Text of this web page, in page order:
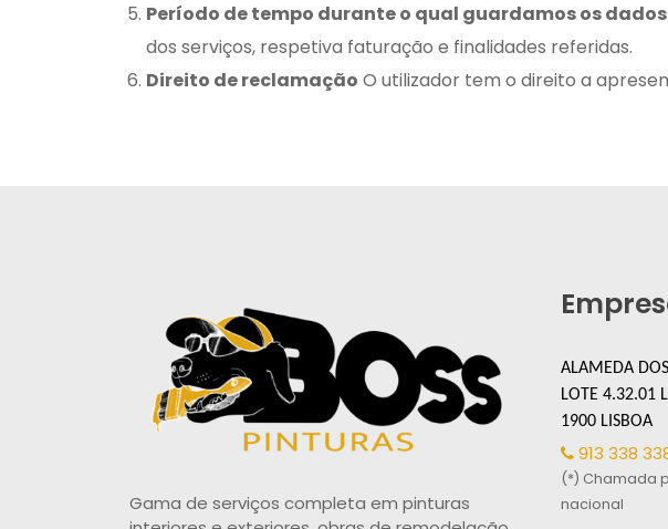
Período de tempo durante o qual guardamos os dados
dos serviços, respetiva faturação e finalidades referidas.
Direito de reclamação O utilizador tem o direito a
Gama de serviços completa em pinturas
ALAMEDA
LOTE 4.32.01
1900 LISBOA
913 338
(*) Chamada
nacional